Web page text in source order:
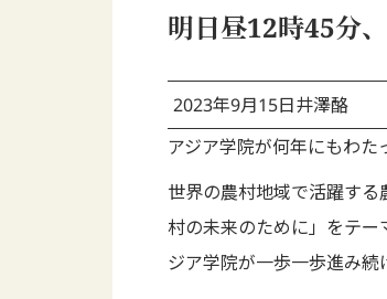
明日昼12時45分
2023年9月15日井澤酪
アジア学院が何年にもわた
世界の農村地域で活躍す
村の未来のために」をテ
ジア学院が一歩一歩進み続